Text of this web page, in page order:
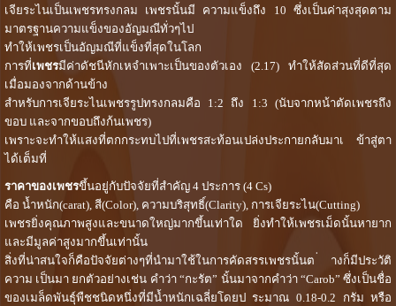
เจียระไนเป็นเพชรทรงกลม เพชรนั้นมี ความแข็งถึง 10 ซึ่งเป็นค่าสุงสุดตาม
มาตรฐานความแข็งของอัญมณีทั่วๆไป
ทำให้เพชรเป็นอัญมณีที่แข็งที่สุดในโลก
การที่เพชรมีค่าดัชนีหักเหจำเพาะเป็นของตัวเอง (2.17) ทำให้สัดส่วนที่ดีที่สุด
เมื่อมองจากด้านข้าง
สำหรับการเจียระไนเพชรรูปทรงกลมคือ 1:2 ถึง 1:3 (นับจากหน้าตัดเพชรถึง
ขอบ และจากขอบถึงก้นเพชร)
เพราะจะทำให้แสงที่ตกกระทบไปที่เพชรสะท้อนเปล่งประกายกลับมาเ ข้าสู่ตา
ได้เต็มที่
ราคาของเพชรขึ้นอยู่กับปัจจัยที่สำคัญ 4 ประการ (4 Cs)
คือ น้ำหนัก(carat), สี(Color), ความบริสุทธิ์(Clarity), การเจียระไน(Cutting)
เพชรยิ่งคุณภาพสูงและขนาดใหญ่มากขึ้นเท่าใด ยิ่งทำให้เพชรเม็ดนั้นหายาก
และมีมูลค่าสูงมากขึ้นเท่านั้น
สิ่งที่น่าสนใจก็คือปัจจัยต่างๆที่นำมาใช้ในการคัดสรรเพชรนั้นต ่างก็มีประวัติ
ความ เป็นมา ยกตัวอย่างเช่น คำว่า “กะรัต” นั้นมาจากคำว่า “Carob” ซึ่งเป็นชื่อ
ของเมล็ดพันธุ์พืชชนิดหนึ่งที่มีน้ำหนักเฉลี่ยโดยป ระมาณ 0.18-0.2 กรัม หรือ